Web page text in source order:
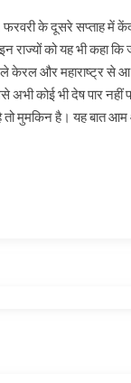
के दूसरे सप्ताह
को यह भी कहा
और महाराष्ट्र से आ
कोई भी देष पार
मुमकिन है। यह बात